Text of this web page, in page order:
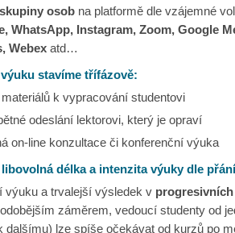
osob na platformě dle vzájemné
WhatsApp, Instagram, Zoom, Google
Webex atd…
stavíme třífázově:
k vypracování studentovi
odeslání lektorovi, který je opraví
on-line konzultace či konferenční výuka
délka a intenzita výuky dle
výuku a trvalejší výsledek v
záměrem, vedoucí studenty od
dalšímu) lze spíše očekávat od kurzů po